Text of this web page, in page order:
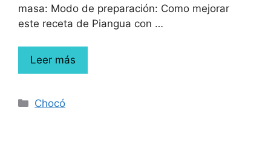
masa: Modo de preparación: Como mejorar
este receta de Piangua con …
Leer más
Chocó